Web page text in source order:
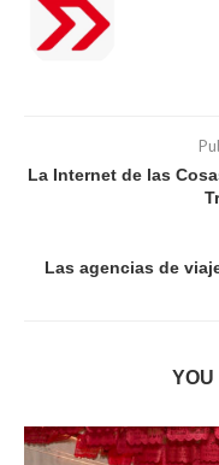
La Internet de las
Las agencias de
YOU